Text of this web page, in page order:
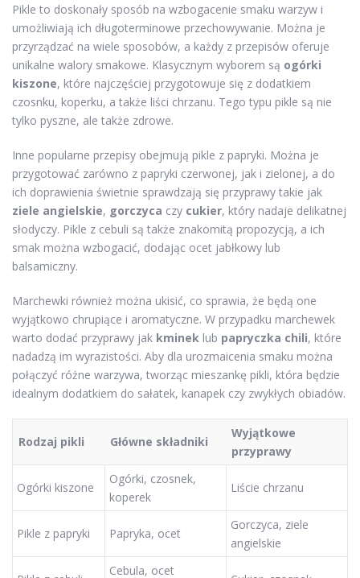
Pikle to doskonały sposób na wzbogacenie smaku warzyw i
umożliwiają ich długoterminowe przechowywanie. Można je
przyrządzać na wiele sposobów, a każdy z przepisów oferuje
unikalne walory smakowe. Klasycznym wyborem są ogórki
kiszone, które najczęściej przygotowuje się z dodatkiem
czosnku, koperku, a także liści chrzanu. Tego typu pikle są nie
tylko pyszne, ale także zdrowe.
Inne popularne przepisy obejmują pikle z papryki. Można je
przygotować zarówno z papryki czerwonej, jak i zielonej, a do
ich doprawienia świetnie sprawdzają się przyprawy takie jak
ziele angielskie, gorczyca czy cukier, który nadaje delikatnej
słodyczy. Pikle z cebuli są także znakomitą propozycją, a ich
smak można wzbogacić, dodając ocet jabłkowy lub
balsamiczny.
Marchewki również można ukisić, co sprawia, że będą one
wyjątkowo chrupiące i aromatyczne. W przypadku marchewek
warto dodać przyprawy jak kminek lub papryczka chili, które
nadadzą im wyrazistości. Aby dla urozmaicenia smaku można
połączyć różne warzywa, tworząc mieszankę pikli, która będzie
idealnym dodatkiem do sałatek, kanapek czy zwykłych obiadów.
Rodzaj pikli Główne składniki
Wyjątkowe
przyprawy
Ogórki kiszone
Ogórki, czosnek,
koperek
Liście chrzanu
Pikle z papryki Papryka, ocet
Gorczyca, ziele
angielskie
Cebula, ocet